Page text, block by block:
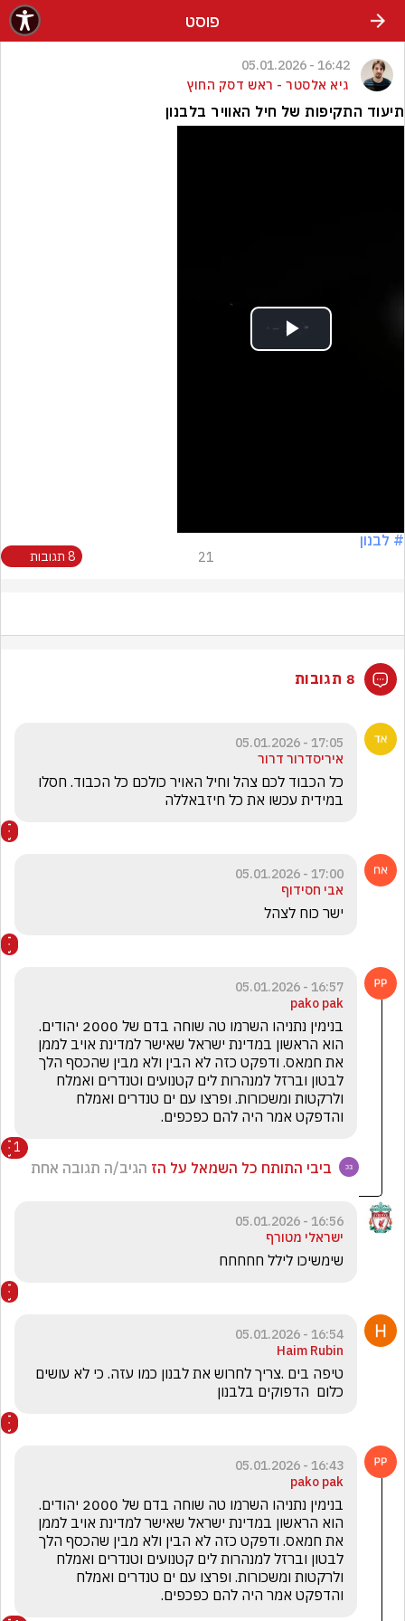
פוסט
16:42 - 05.01.2026
גיא אלסטר - ראש דסק החוץ
תיעוד התקיפות של חיל האוויר בלבנון
Play
# לבנון
21 8 תגובות
8 תגובות
17:05 - 05.01.2026
איריסדרור דרור
במידית עכשו את כל חיזבאללה
17:00 - 05.01.2026
אבי חסידוף
ישר כוח לצהל
16:57 - 05.01.2026
pako pak
והדפקט אמר היה להם כפכפים.
1
ביבי התותח כל השמאל על הז הגיב/ה תגובה אחת
16:56 - 05.01.2026
ישראלי מטורף
שימשיכו לילל חחחחח
16:54 - 05.01.2026
Haim Rubin
כלום  הדפוקים בלבנון
16:43 - 05.01.2026
pako pak
והדפקט אמר היה להם כפכפים.